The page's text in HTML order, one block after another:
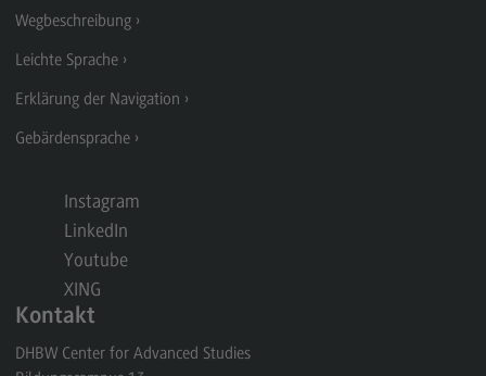
Master of Business Administration
Modulangebot
Berufsperspektiven
Kontakt
Media and Data-driven Business
Modulangebot
Berufsperspektiven
Wegbeschreibung
Leichte Sprache
Erklärung der Navigation
Gebärdensprache
Instagram
LinkedIn
Youtube
XING
Kontakt
DHBW Center for Advanced Studies